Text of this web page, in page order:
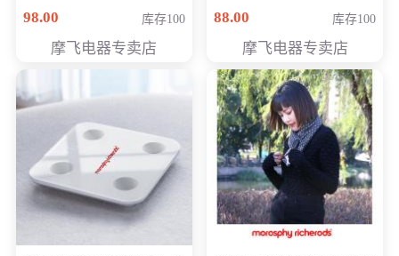
98.00
库存100
摩飞电器专卖店
88.00
库存100
摩飞电器专卖店